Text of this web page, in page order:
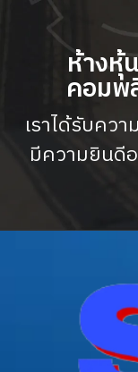
ห้างหุ้
คอมพ
เราได้รับคว
มีความยินดี